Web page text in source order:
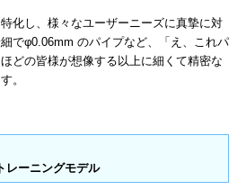
化し、様々なユーザーニーズに真摯に対
でφ0.06mm のパイプなど、「え、これパ
どの皆様が想像する以上に細くて精密な
。
レーニングモデル